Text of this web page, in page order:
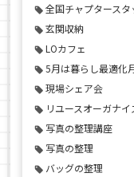
全国チャプタース
玄関収納
LOカフェ
5月は暮らし最適化
現場シェア会
リユースオーガナ
写真の整理講座
写真の整理
バッグの整理